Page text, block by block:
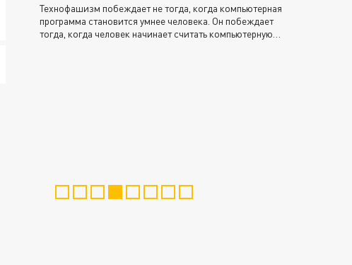
Технофашизм побеждает не тогда, когда компьютерная
программа становится умнее человека. Он побеждает
тогда, когда человек начинает считать компьютерную